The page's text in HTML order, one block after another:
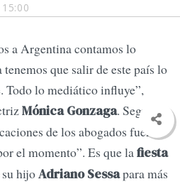
a Argentina contamos lo
tenemos que salir de este país lo
Todo lo mediático influye”,
Mónica Gonzaga. Según
de los abogados fueron
el momento”. Es que lafiesta
hijoAdriano Sessapara más